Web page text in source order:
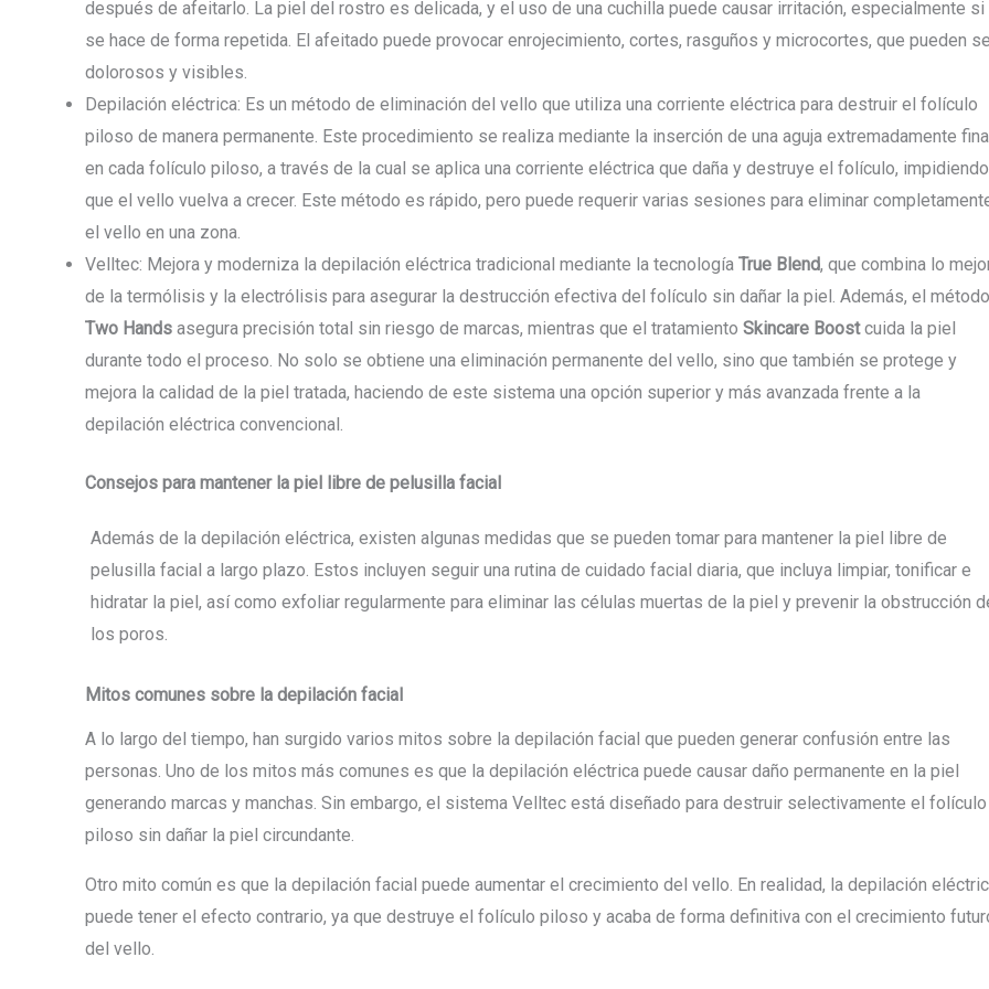
después de afeitarlo. La piel del rostro es delicada, y el uso de una cuchilla puede causar irritación, especialmente si
se hace de forma repetida. El afeitado puede provocar enrojecimiento, cortes, rasguños y microcortes, que pueden
dolorosos y visibles.
Depilación eléctrica: Es un método de eliminación del vello que utiliza una corriente eléctrica para destruir el folículo
piloso de manera permanente. Este procedimiento se realiza mediante la inserción de una aguja extremadamente fina
en cada folículo piloso, a través de la cual se aplica una corriente eléctrica que daña y destruye el folículo, impidiendo
que el vello vuelva a crecer. Este método es rápido, pero puede requerir varias sesiones para eliminar
el vello en una zona.
Velltec: Mejora y moderniza la depilación eléctrica tradicional mediante la tecnología True Blend, que combina lo
de la termólisis y la electrólisis para asegurar la destrucción efectiva del folículo sin dañar la piel. Además, el método
Two Hands asegura precisión total sin riesgo de marcas, mientras que el tratamiento Skincare Boostcuida la piel
durante todo el proceso. No solo se obtiene una eliminación permanente del vello, sino que también se protege y
mejora la calidad de la piel tratada, haciendo de este sistema una opción superior y más avanzada frente a la
depilación eléctrica convencional.
Consejos para mantener la piel libre de pelusilla facial
Además de la depilación eléctrica, existen algunas medidas que se pueden tomar para mantener la piel libre de
pelusilla facial a largo plazo. Estos incluyen seguir una rutina de cuidado facial diaria, que incluya limpiar, tonificar e
hidratar la piel, así como exfoliar regularmente para eliminar las células muertas de la piel y prevenir la obstrucción
los poros.
Mitos comunes sobre la depilación facial
A lo largo del tiempo, han surgido varios mitos sobre la depilación facial que pueden generar confusión entre las
personas. Uno de los mitos más comunes es que la depilación eléctrica puede causar daño permanente en la piel
generando marcas y manchas. Sin embargo, el sistema Velltec está diseñado para destruir selectivamente el folículo
piloso sin dañar la piel circundante.
Otro mito común es que la depilación facial puede aumentar el crecimiento del vello. En realidad, la depilación
puede tener el efecto contrario, ya que destruye el folículo piloso y acaba de forma definitiva con el crecimiento
del vello.